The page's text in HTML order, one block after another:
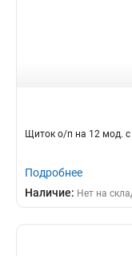
Щиток о/п на 12 мод.
Подробнее
Наличие: Нет на